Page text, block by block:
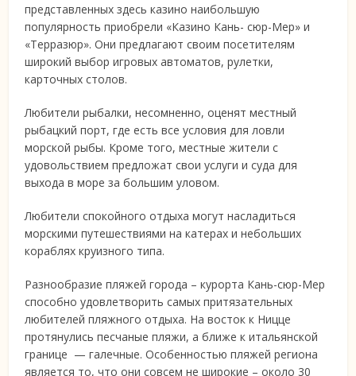
представленных здесь казино наибольшую
популярность приобрели «Казино Кань- сюр-Мер» и
«Терразюр». Они предлагают своим посетителям
широкий выбор игровых автоматов, рулетки,
карточных столов.
Любители рыбалки, несомненно, оценят местный
рыбацкий порт, где есть все условия для ловли
морской рыбы. Кроме того, местные жители с
удовольствием предложат свои услуги и суда для
выхода в море за большим уловом.
Любители спокойного отдыха могут насладиться
морскими путешествиями на катерах и небольших
кораблях круизного типа.
Разнообразие пляжей города – курорта Кань-сюр-Мер
способно удовлетворить самых притязательных
любителей пляжного отдыха. На восток к Ницце
протянулись песчаные пляжи, а ближе к итальянской
границе — галечные. Особенностью пляжей региона
является то, что они совсем не широкие – около 30